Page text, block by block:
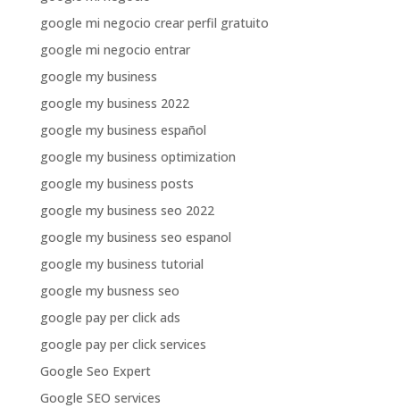
google mi negocio crear perfil gratuito
google mi negocio entrar
google my business
google my business 2022
google my business español
google my business optimization
google my business posts
google my business seo 2022
google my business seo espanol
google my business tutorial
google my busness seo
google pay per click ads
google pay per click services
Google Seo Expert
Google SEO services